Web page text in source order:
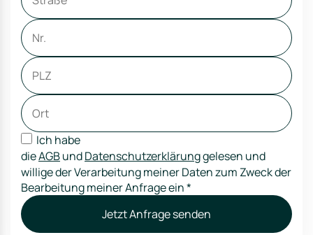
Ich habe
dieAGBundDatenschutzerklärunggelesen und
willige der Verarbeitung meiner Daten zum Zweck der
Bearbeitung meiner Anfrage ein*
Jetzt Anfrage senden